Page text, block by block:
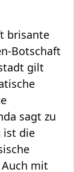
brisante
Botschaft
gilt
sagt zu
ist die
mit